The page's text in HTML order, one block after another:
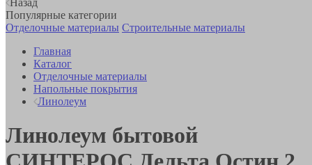
Популярные категории
Отделочные материалы Строительные материалы
Главная
Каталог
Отделочные материалы
Напольные покрытия
Линолеум
Линолеум бытовой